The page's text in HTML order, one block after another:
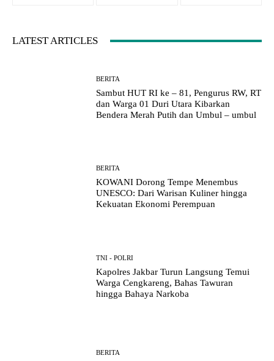
LATEST ARTICLES
BERITA
Sambut HUT RI ke – 81, Pengurus RW, RT
dan Warga 01 Duri Utara Kibarkan
Bendera Merah Putih dan Umbul – umbul
BERITA
KOWANI Dorong Tempe Menembus
UNESCO: Dari Warisan Kuliner hingga
Kekuatan Ekonomi Perempuan
TNI - POLRI
Kapolres Jakbar Turun Langsung Temui
Warga Cengkareng, Bahas Tawuran
hingga Bahaya Narkoba
BERITA